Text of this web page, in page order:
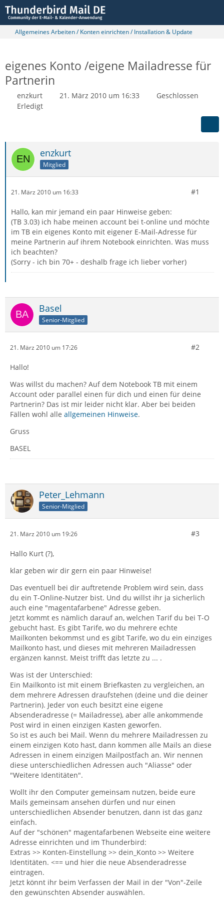
Allgemeines Arbeiten / Konten einrichten / Installation & Update
eigenes Konto /eigene Mailadresse für
Partnerin
enzkurt 21. März 2010 um 16:33
Geschlossen
Erledigt
enzkurt
Mitglied
21. März 2010 um 16:33 #1
Hallo, kan mir jemand ein paar Hinweise geben:
(TB 3.03) ich habe meinen account bei t-online und möchte
im TB ein eigenes Konto mit eigener E-Mail-Adresse für
meine Partnerin auf ihrem Notebook einrichten. Was muss
ich beachten?
(Sorry - ich bin 70+ - deshalb frage ich lieber vorher)
Basel
Senior-Mitglied
21. März 2010 um 17:26 #2
Hallo!
Was willst du machen? Auf dem Notebook TB mit einem
Account oder parallel einen für dich und einen für deine
Partnerin? Das ist mir leider nicht klar. Aber bei beiden
Fällen wohl alle allgemeinen Hinweise.
Gruss
BASEL
Peter_Lehmann
Senior-Mitglied
21. März 2010 um 19:26 #3
Hallo Kurt (?),
klar geben wir dir gern ein paar Hinweise!
Das eventuell bei dir auftretende Problem wird sein, dass
du ein T-Online-Nutzer bist. Und du willst ihr ja sicherlich
auch eine "magentafarbene" Adresse geben.
Jetzt kommt es nämlich darauf an, welchen Tarif du bei T-O
gebucht hast. Es gibt Tarife, wo du mehrere echte
Mailkonten bekommst und es gibt Tarife, wo du ein einziges
Mailkonto hast, und dieses mit mehreren Mailadressen
ergänzen kannst. Meist trifft das letzte zu ... .
Was ist der Unterschied:
Ein Mailkonto ist mit einem Briefkasten zu vergleichen, an
dem mehrere Adressen draufstehen (deine und die deiner
Partnerin). Jeder von euch besitzt eine eigene
Absenderadresse (= Mailadresse), aber alle ankommende
Post wird in einen einzigen Kasten geworfen.
So ist es auch bei Mail. Wenn du mehrere Mailadressen zu
einem einzigen Koto hast, dann kommen alle Mails an diese
Adressen in einem einzigen Mailpostfach an. Wir nennen
diese unterschiedlichen Adressen auch "Aliasse" oder
"Weitere Identitäten".
Wollt ihr den Computer gemeinsam nutzen, beide eure
Mails gemeinsam ansehen dürfen und nur einen
unterschiedlichen Absender benutzen, dann ist das ganz
einfach.
Auf der "schönen" magentafarbenen Webseite eine weitere
Adresse einrichten und im Thunderbird:
Extras >> Konten-Einstellung >> dein_Konto >> Weitere
Identitäten. <== und hier die neue Absenderadresse
eintragen.
Jetzt könnt ihr beim Verfassen der Mail in der "Von"-Zeile
den gewünschten Absender auswählen.